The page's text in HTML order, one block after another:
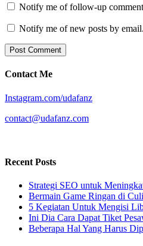
Notify me of follow-up
Notify me of new posts by email.
Contact Me
Instagram.com/udafanz
contact@udafanz.com
Recent Posts
Strategi SEO untuk
Bermain Game Ringan di
5 Kegiatan Untuk Mengisi
Ini Dia Cara Dapat Tiket
Beberapa Hal Yang Harus